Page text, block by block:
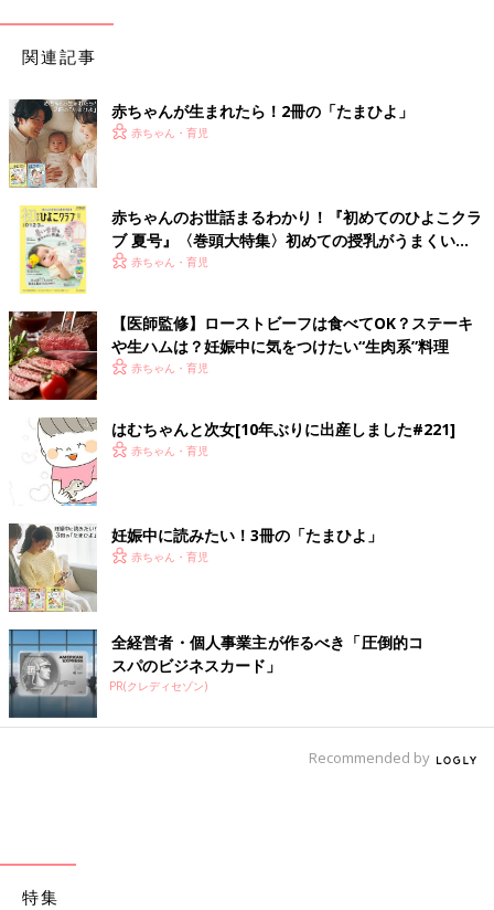
関連記事
赤ちゃんが生まれたら！2冊の「たまひよ」
赤ちゃん・育児
赤ちゃんのお世話まるわかり！『初めてのひよこクラ
ブ 夏号』〈巻頭大特集〉初めての授乳がうまくい
く！ おっぱい・ミルクの基本と夏のトラブル 解決テ
赤ちゃん・育児
【医師監修】ローストビーフは食べてOK？ステーキ
や生ハムは？妊娠中に気をつけたい“生肉系”料理
赤ちゃん・育児
はむちゃんと次女[10年ぶりに出産しました#221]
赤ちゃん・育児
妊娠中に読みたい！3冊の「たまひよ」
赤ちゃん・育児
全経営者・個人事業主が作るべき「圧倒的コ
スパのビジネスカード」
PR(クレディセゾン)
Recommended by
特集